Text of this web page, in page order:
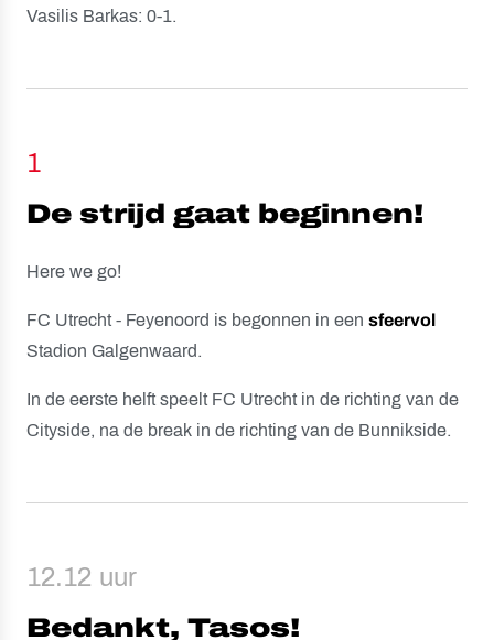
Vasilis Barkas: 0-1.
De strijd gaat beginnen!
1
Here we go!
FC Utrecht - Feyenoord is begonnen in een sfeervol
Stadion Galgenwaard.
In de eerste helft speelt FC Utrecht in de richting van de
Cityside, na de break in de richting van de Bunnikside.
Bedankt, Tasos!
12.12 uur